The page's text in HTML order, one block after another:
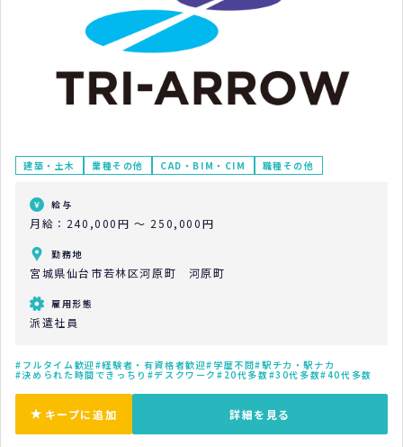
建築・土木 業種その他 CAD・BIM・CIM 職種その他
給与
月給：240,000円 ～ 250,000円
勤務地
宮城県仙台市若林区河原町 河原町
雇用形態
派遣社員
フルタイム歓迎 経験者・有資格者歓迎 学歴不問 駅チカ・駅ナカ
決められた時間できっちり デスクワーク 20代多数 30代多数 40代多数
キープに追加 詳細を見る